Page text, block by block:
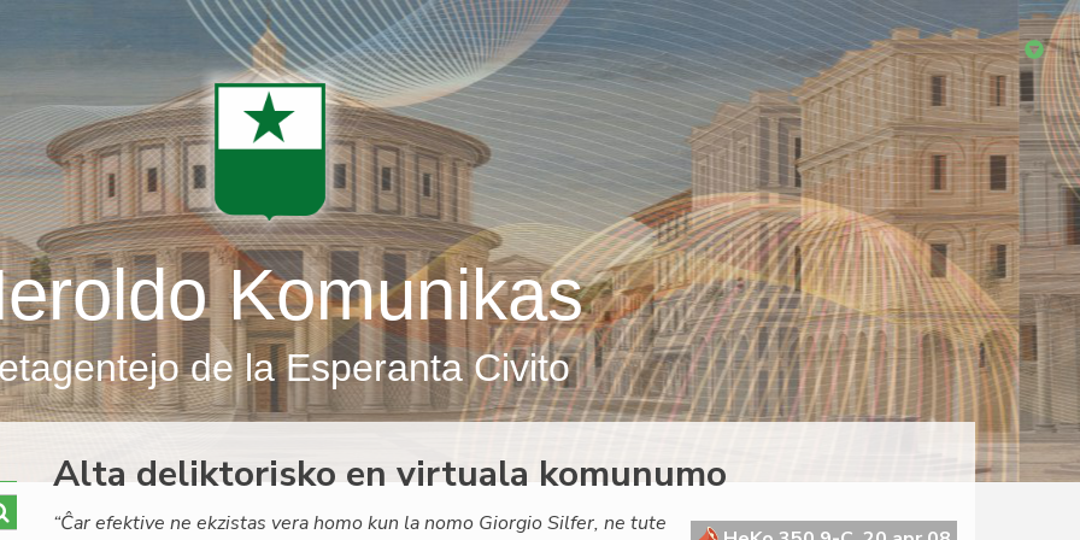
Komunikas
de la Esperanta Civito
Alta deliktorisko en virtuala komunumo
“Ĉar efektive ne ekzistas vera homo kun la nomo Giorgio Silfer, ne tute